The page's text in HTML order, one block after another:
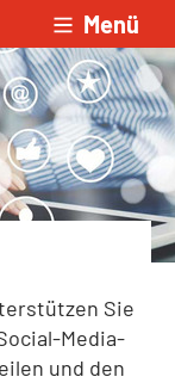
Menü
Sie
Media-
und den